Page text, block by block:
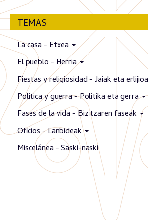
TEMAS
La casa - Etxea
El pueblo - Herria
Fiestas y religiosidad - Jaiak eta erlijioa
Política y guerra - Politika eta gerra
Fases de la vida - Bizitzaren faseak
Oficios - Lanbideak
Miscelánea - Saski-naski